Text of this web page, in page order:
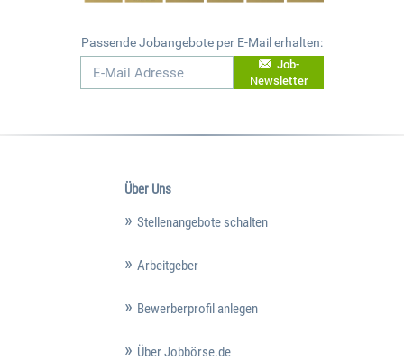
Passende Jobangebote per E-Mail erhalten:
Job-
Newsletter
Über Uns
Stellenangebote schalten
Arbeitgeber
Bewerberprofil anlegen
Über Jobbörse.de